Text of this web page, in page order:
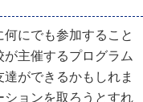
にでも参加すること
主催するプログラム
ができるかもしれま
ョンを取ろうとすれ